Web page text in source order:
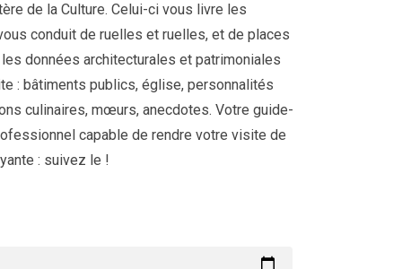
de la Culture. Celui-ci vous livre les
conduit de ruelles et ruelles, et de places
données architecturales et patrimoniales
: bâtiments publics, église, personnalités
culinaires, mœurs, anecdotes. Votre guide-
capable de rendre votre visite de
: suivez le !